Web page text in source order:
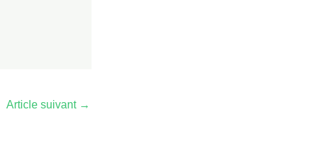
Article suivant →